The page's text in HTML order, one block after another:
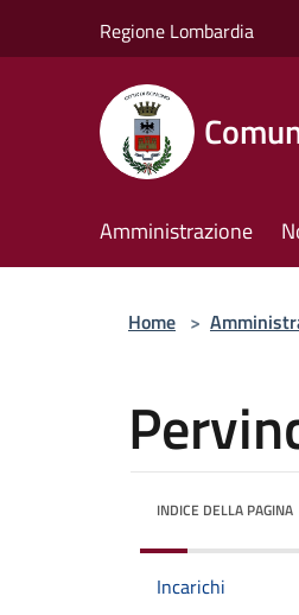
Regione Lombardia
Amministrazione
Home >
INDICE DELLA PAGINA
Incarichi